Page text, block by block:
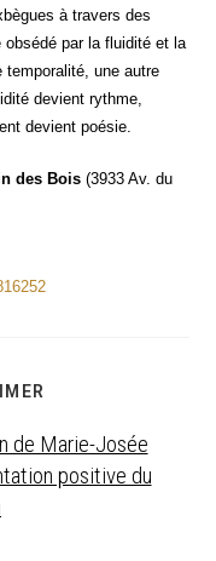
à tra­vers des
obsé­dé par la flui­di­té et la
une autre
devient rythme,
devient poésie.
des Bois(3933 Av. du
de Marie-Josée
positive du